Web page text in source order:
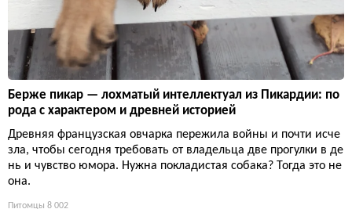
Берже пикар — лохматый интеллектуал из Пикардии: по
рода с характером и древней историей
Древняя французская овчарка пережила войны и почти исче
зла, чтобы сегодня требовать от владельца две прогулки в де
нь и чувство юмора. Нужна покладистая собака? Тогда это не
она.
Питомцы 8 002